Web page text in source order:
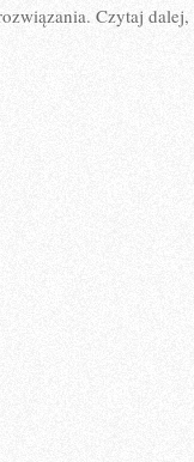
Czytaj